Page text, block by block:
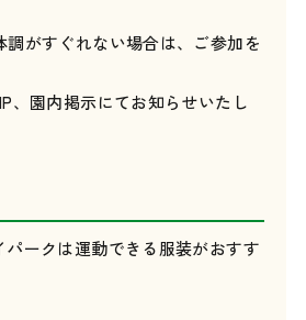
がすぐれない場合は、ご参加を
、園内掲示にてお知らせいたし
ークは運動できる服装がおすす